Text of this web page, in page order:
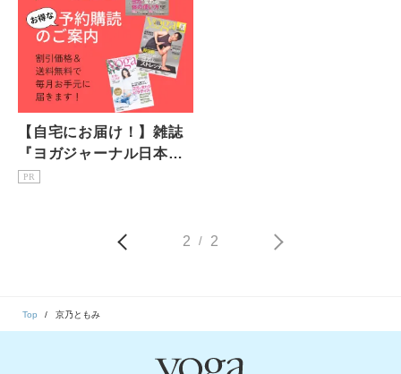
【自宅にお届け！】雑誌
『ヨガジャーナル日本
版』予約購読のご案内
PR
2 / 2
Top 京乃ともみ